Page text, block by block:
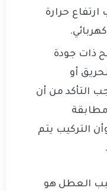
حرارة
ذات جودة
أو
التأكد من أن
مطابقة
التركيب يتم
العطل هو